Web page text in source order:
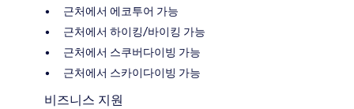
근처에서 에코투어 가능
근처에서 하이킹/바이킹 가능
근처에서 스쿠버다이빙 가능
근처에서 스카이다이빙 가능
비즈니스 지원